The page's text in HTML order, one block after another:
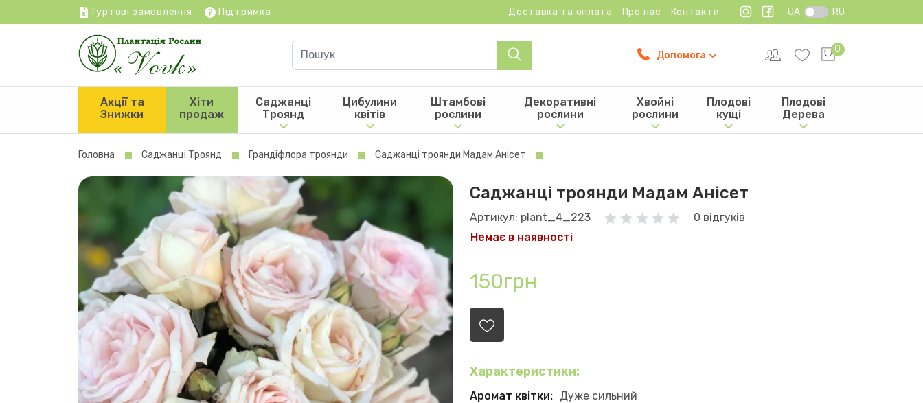
Гуртові замовлення Підтримка Доставка та оплата Про нас Контакти UA RU
Допомога
0
Акції та
Знижки
Хіти
продаж
Саджанці
Троянд
Цибулини
квітів
Штамбові
рослини
Декоративні
рослини
Хвойні
рослини
Плодові
кущі
Плодові
Дерева
Головна Саджанці Троянд Грандіфлора троянди Саджанці троянди Мадам Анісет
Саджанці троянди Мадам Анісет
Артикул: plant_4_223
0 відгуків
Немає в наявності
150грн
Характеристики:
Аромат квітки: Дуже сильний